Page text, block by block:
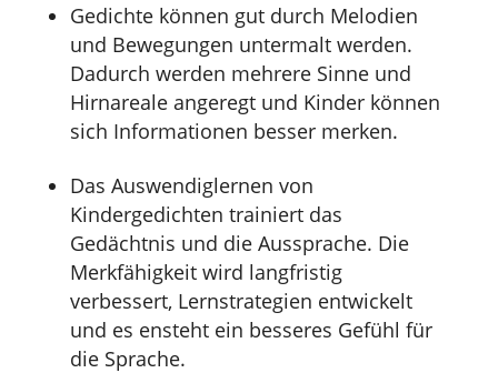
Gedichte können gut durch Melodien
und Bewegungen untermalt werden.
Dadurch werden mehrere Sinne und
Hirnareale angeregt und Kinder können
sich Informationen besser merken.
Das Auswendiglernen von
Kindergedichten trainiert das
Gedächtnis und die Aussprache. Die
Merkfähigkeit wird langfristig
verbessert, Lernstrategien entwickelt
und es ensteht ein besseres Gefühl für
die Sprache.